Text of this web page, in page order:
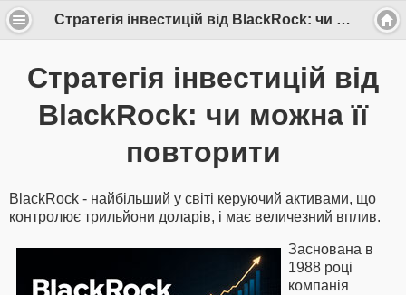
Стратегія інвестицій від BlackRock: чи можна її повторити
Стратегія інвестицій від
BlackRock: чи можна її
повторити
BlackRock - найбільший у світі керуючий активами, що
контролює трильйони доларів, і має величезний вплив.
Заснована в
1988 році
компанія